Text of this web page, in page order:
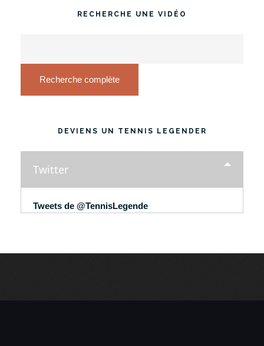
RECHERCHE UNE VIDÉO
Recherche complète
DEVIENS UN TENNIS LEGENDER
Twitter
Tweets de @TennisLegende